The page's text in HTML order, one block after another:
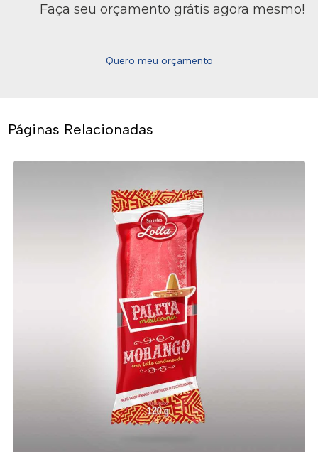
Faça seu orçamento grátis agora mesmo!
Quero meu orçamento
Páginas Relacionadas